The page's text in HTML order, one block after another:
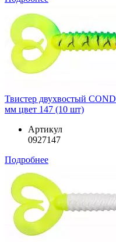
Твистер двухвостый
мм цвет 147 (10 шт)
Артикул
0927147
Подробнее